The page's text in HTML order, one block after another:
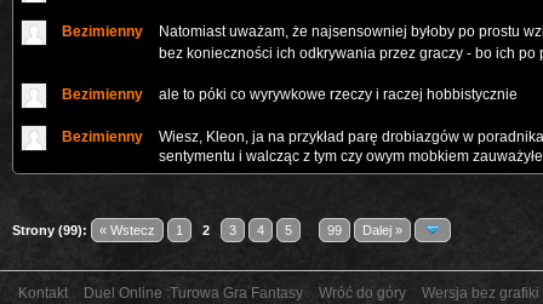
Bezimienny
Natomiast uważam, że najsensowniej byłoby po prostu
bez konieczności ich odkrywania przez graczy - bo ich po
Bezimienny ale to póki co wyrywkowe rzeczy i raczej hobbistycznie
Bezimienny
Wiesz, Kleon, ja na przykład parę drobiazgów w
sentymentu i walcząc z tym czy owym mobkiem
Strony (99): « Wstecz 1 2 3 4 5 99 Dalej »
Kontakt Duel Online :Turowa Gra Fantasy Wróć do góry Wersja bez grafiki